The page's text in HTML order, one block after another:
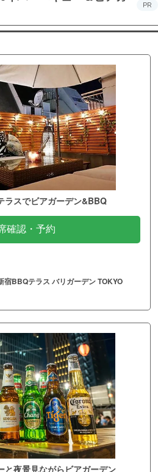
PR
ラスでビアガーデン&BBQ
確認・予約
宿BBQテラス バリガーデン TOKYO
と夜景見ながらビアガーデン